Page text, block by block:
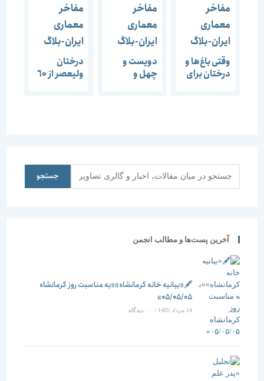
وقتی باغ‌ها و
درختان برای
داشت
دویست و
چهل و
درختان
وليعصر از ٦٠
جستجو
آخرین پست‌ها و مطالب انجمن
🖋️«بیانیه خانه کرمانشاه»«به مناسبت روز کرمانشاه
۰۵/۰۵/۰۵»
/ ۰ دیدگاه